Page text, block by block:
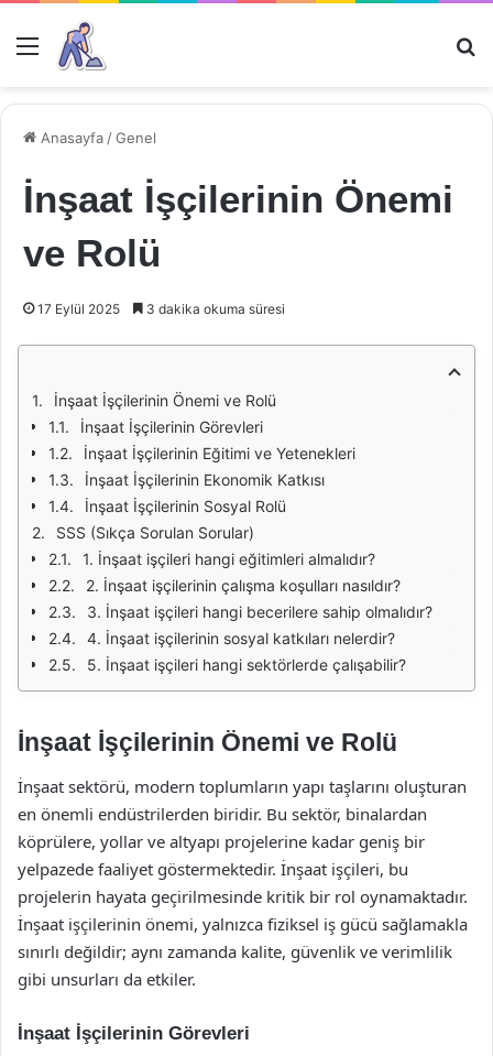
Menü
Anasayfa /Genel
İnşaat İşçilerinin Önemi
ve Rolü
17 Eylül 2025 3 dakika okuma süresi
İnşaat İşçilerinin Önemi ve Rolü
İnşaat İşçilerinin Görevleri
İnşaat İşçilerinin Eğitimi ve Yetenekleri
İnşaat İşçilerinin Ekonomik Katkısı
İnşaat İşçilerinin Sosyal Rolü
SSS (Sıkça Sorulan Sorular)
1. İnşaat işçileri hangi eğitimleri almalıdır?
2. İnşaat işçilerinin çalışma koşulları nasıldır?
3. İnşaat işçileri hangi becerilere sahip olmalıdır?
4. İnşaat işçilerinin sosyal katkıları nelerdir?
5. İnşaat işçileri hangi sektörlerde çalışabilir?
İnşaat İşçilerinin Önemi ve Rolü
İnşaat sektörü, modern toplumların yapı taşlarını oluşturan
en önemli endüstrilerden biridir. Bu sektör, binalardan
köprülere, yollar ve altyapı projelerine kadar geniş bir
yelpazede faaliyet göstermektedir. İnşaat işçileri, bu
projelerin hayata geçirilmesinde kritik bir rol oynamaktadır.
İnşaat işçilerinin önemi, yalnızca fiziksel iş gücü sağlamakla
sınırlı değildir; aynı zamanda kalite, güvenlik ve verimlilik
gibi unsurları da etkiler.
İnşaat İşçilerinin Görevleri